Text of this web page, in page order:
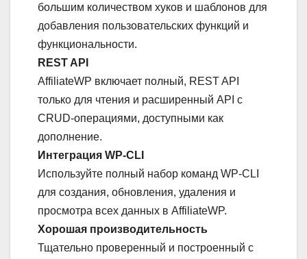
большим количеством хуков и шаблонов для
добавления пользовательских функций и
функциональности.
REST API
AffiliateWP включает полный, REST API
только для чтения и расширенный API с
CRUD-операциями, доступными как
дополнение.
Интеграция WP-CLI
Используйте полный набор команд WP-CLI
для создания, обновления, удаления и
просмотра всех данных в AffiliateWP.
Хорошая производительность
Тщательно проверенный и построенный с